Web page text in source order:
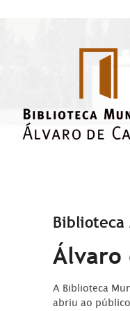
Biblioteca
Álvaro
A Biblioteca
abriu ao